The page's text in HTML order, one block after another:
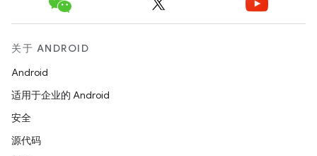
关于 ANDROID
Android
适用于企业的 Android
安全
源代码